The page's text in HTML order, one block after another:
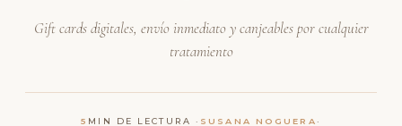
Gift cards digitales, envío inmediato y canjeables por cualquier
tratamiento
5 MIN DE LECTURA · SUSANA NOGUERA·